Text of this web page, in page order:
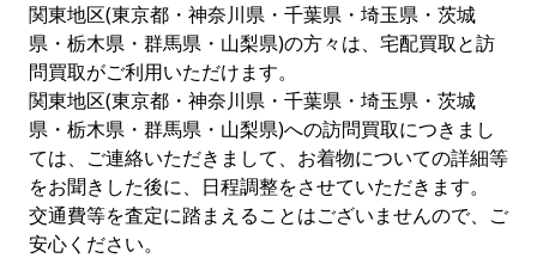
関東地区(東京都・神奈川県・千葉県・埼玉県・茨城
県・栃木県・群馬県・山梨県)の方々は、宅配買取と訪
問買取がご利用いただけます。
関東地区(東京都・神奈川県・千葉県・埼玉県・茨城
県・栃木県・群馬県・山梨県)への訪問買取につきまし
ては、ご連絡いただきまして、お着物についての詳細等
をお聞きした後に、日程調整をさせていただきます。
交通費等を査定に踏まえることはございませんので、ご
安心ください。